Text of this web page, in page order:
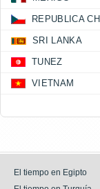
REPUBLICA
SRI LANKA
TUNEZ
VIETNAM
El tiempo en Egipto